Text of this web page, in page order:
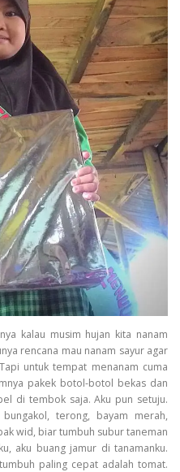
kalau musim hujan kita nanam
rencana mau nanam sayur agar
untuk tempat menanam cuma
pakek botol-botol bekas dan
di tembok saja. Aku pun setuju.
terong, bayam merah,
wid, biar tumbuh subur taneman
aku buang jamur di tanamanku.
paling cepat adalah tomat.